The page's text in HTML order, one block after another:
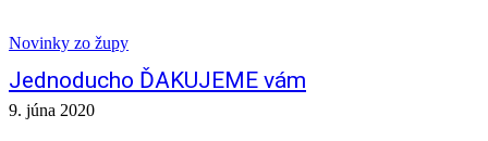
Novinky zo župy
Jednoducho ĎAKUJEME vám
9. júna 2020